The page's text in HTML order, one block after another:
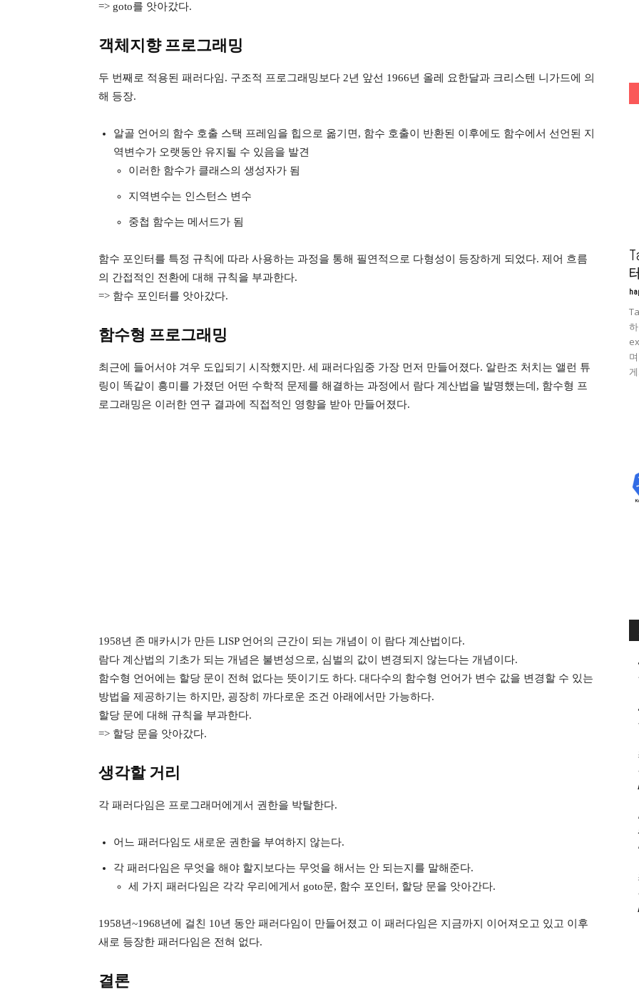
=> goto를 앗아갔다.
객체지향 프로그래밍
두 번째로 적용된 패러다임. 구조적 프로그래밍보다 2년 앞선 1966년 올레 요한달과 크리스텐 니가드에 의
해 등장.
알골 언어의 함수 호출 스택 프레임을 힙으로 옮기면, 함수 호출이 반환된 이후에도 함수에서 선언된 지
역변수가 오랫동안 유지될 수 있음을 발견
이러한 함수가 클래스의 생성자가 됨
지역변수는 인스턴스 변수
중첩 함수는 메서드가 됨
함수 포인터를 특정 규칙에 따라 사용하는 과정을 통해 필연적으로 다형성이 등장하게 되었다. 제어 흐름
의 간접적인 전환에 대해 규칙을 부과한다.
=> 함수 포인터를 앗아갔다.
함수형 프로그래밍
최근에 들어서야 겨우 도입되기 시작했지만. 세 패러다임중 가장 먼저 만들어졌다. 알란조 처치는 앨런 튜
링이 똑같이 흥미를 가졌던 어떤 수학적 문제를 해결하는 과정에서 람다 계산법을 발명했는데, 함수형 프
로그래밍은 이러한 연구 결과에 직접적인 영향을 받아 만들어졌다.
1958년 존 매카시가 만든 LISP 언어의 근간이 되는 개념이 이 람다 계산법이다.
람다 계산법의 기초가 되는 개념은 불변성으로, 심벌의 값이 변경되지 않는다는 개념이다.
함수형 언어에는 할당 문이 전혀 없다는 뜻이기도 하다. 대다수의 함수형 언어가 변수 값을 변경할 수 있는
방법을 제공하기는 하지만, 굉장히 까다로운 조건 아래에서만 가능하다.
할당 문에 대해 규칙을 부과한다.
=> 할당 문을 앗아갔다.
생각할 거리
각 패러다임은 프로그래머에게서 권한을 박탈한다.
어느 패러다임도 새로운 권한을 부여하지 않는다.
각 패러다임은 무엇을 해야 할지보다는 무엇을 해서는 안 되는지를 말해준다.
세 가지 패러다임은 각각 우리에게서 goto문, 함수 포인터, 할당 문을 앗아간다.
1958년~1968년에 걸친 10년 동안 패러다임이 만들어졌고 이 패러다임은 지금까지 이어져오고 있고 이후
새로 등장한 패러다임은 전혀 없다.
결론